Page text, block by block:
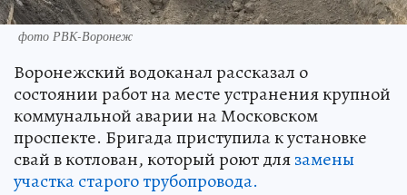
фото РВК-Воронеж
Воронежский водоканал рассказал о
состоянии работ на месте устранения крупной
коммунальной аварии на Московском
проспекте. Бригада приступила к установке
свай в котлован, который роют длязамены
участка старого трубопровода.